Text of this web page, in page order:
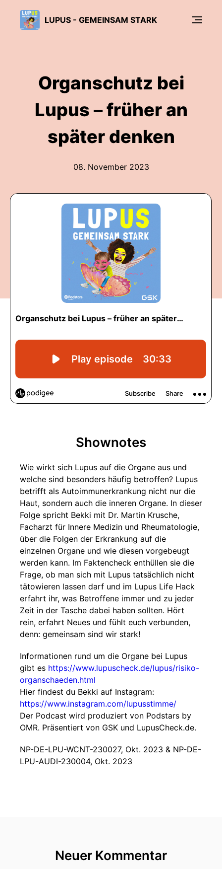
LUPUS - GEMEINSAM STARK
Organschutz bei
Lupus – früher an
später denken
08. November 2023
Shownotes
Wie wirkt sich Lupus auf die Organe aus und
welche sind besonders häufig betroffen? Lupus
betrifft als Autoimmunerkrankung nicht nur die
Haut, sondern auch die inneren Organe. In dieser
Folge spricht Bekki mit Dr. Martin Krusche,
Facharzt für Innere Medizin und Rheumatologie,
über die Folgen der Erkrankung auf die
einzelnen Organe und wie diesen vorgebeugt
werden kann. Im Faktencheck enthüllen sie die
Frage, ob man sich mit Lupus tatsächlich nicht
tätowieren lassen darf und im Lupus Life Hack
erfahrt ihr, was Betroffene immer und zu jeder
Zeit in der Tasche dabei haben sollten. Hört
rein, erfahrt Neues und fühlt euch verbunden,
denn: gemeinsam sind wir stark!
Informationen rund um die Organe bei Lupus
gibt es https://www.lupuscheck.de/lupus/risiko-
organschaeden.html
Hier findest du Bekki auf Instagram:
https://www.instagram.com/lupusstimme/
Der Podcast wird produziert von Podstars by
OMR. Präsentiert von GSK und LupusCheck.de.
NP-DE-LPU-WCNT-230027, Okt. 2023 & NP-DE-
LPU-AUDI-230004, Okt. 2023
Neuer Kommentar